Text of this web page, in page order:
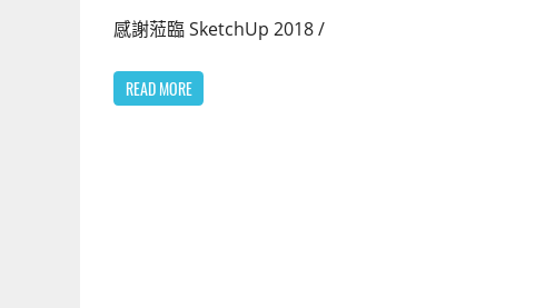
感謝蒞臨 SketchUp 2018 /
READ MORE